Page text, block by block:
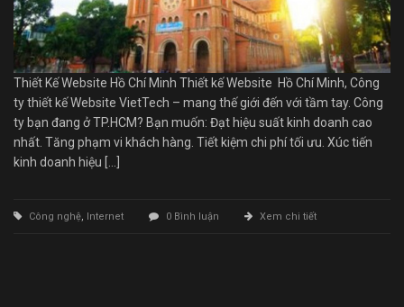
Thiết Kế Website Hồ Chí Minh Thiết kế Website Hồ Chí Minh, Công
ty thiết kế Website VietTech – mang thế giới đến với tầm tay. Công
ty bạn đang ở TP.HCM? Bạn muốn: Đạt hiệu suất kinh doanh cao
nhất. Tăng phạm vi khách hàng. Tiết kiệm chi phí tối ưu. Xúc tiến
kinh doanh hiệu […]
Công nghệ, Internet 0 Bình luận Xem chi tiết